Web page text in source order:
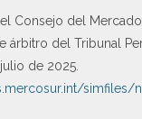
Consejo del
árbitro del Tribunal
de 2025.
simfiles/